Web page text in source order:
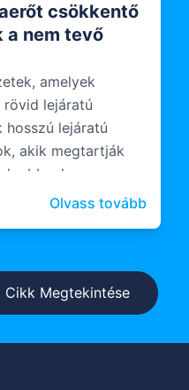
csökkentő
a nem tevő
amelyek
lejáratú
hosszú lejáratú
akik megtartják
abba, hogyan
az AI-val, valami
Olvass tovább: Az
Cikk Megtekintése